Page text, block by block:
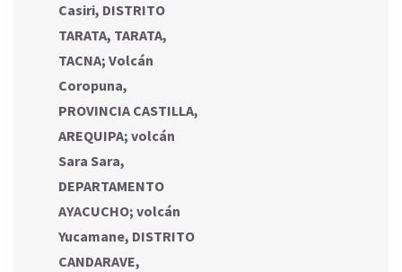
Casiri, DISTRITO
TARATA, TARATA,
TACNA; Volcán
Coropuna,
PROVINCIA CASTILLA,
AREQUIPA; volcán
Sara Sara,
DEPARTAMENTO
AYACUCHO; volcán
Yucamane, DISTRITO
CANDARAVE,